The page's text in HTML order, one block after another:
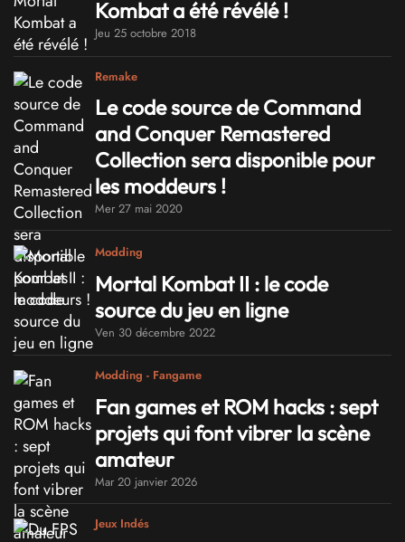
Kombat a été révélé !
Jeu 25 octobre 2018
Remake
Le code source de Command
and Conquer Remastered
Collection sera disponible pour
les moddeurs !
Mer 27 mai 2020
Modding
Mortal Kombat II : le code
source du jeu en ligne
Ven 30 décembre 2022
Modding - Fangame
Fan games et ROM hacks : sept
projets qui font vibrer la scène
amateur
Mar 20 janvier 2026
Jeux Indés